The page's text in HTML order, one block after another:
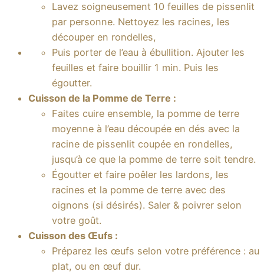
Lavez soigneusement 10 feuilles de pissenlit
par personne. Nettoyez les racines, les
découper en rondelles,
Puis porter de l’eau à ébullition. Ajouter les
feuilles et faire bouillir 1 min. Puis les
égoutter.
Cuisson de la Pomme de Terre :
Faites cuire ensemble, la pomme de terre
moyenne à l’eau découpée en dés avec la
racine de pissenlit coupée en rondelles,
jusqu’à ce que la pomme de terre soit tendre.
Égoutter et faire poêler les lardons, les
racines et la pomme de terre avec des
oignons (si désirés). Saler & poivrer selon
votre goût.
Cuisson des Œufs :
Préparez les œufs selon votre préférence : au
plat, ou en œuf dur.